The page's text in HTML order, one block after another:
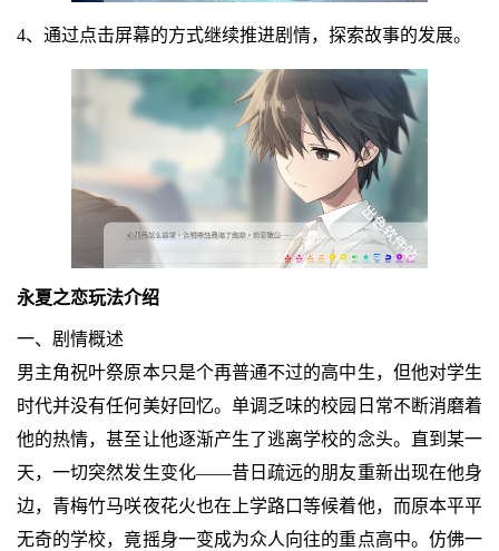
4、通过点击屏幕的方式继续推进剧情，探索故事的发展。
永夏之恋玩法介绍
一、剧情概述
男主角祝叶祭原本只是个再普通不过的高中生，但他对学生
时代并没有任何美好回忆。单调乏味的校园日常不断消磨着
他的热情，甚至让他逐渐产生了逃离学校的念头。直到某一
天，一切突然发生变化——昔日疏远的朋友重新出现在他身
边，青梅竹马咲夜花火也在上学路口等候着他，而原本平平
无奇的学校，竟摇身一变成为众人向往的重点高中。仿佛一